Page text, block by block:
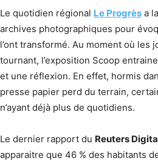
Le quotidien régional Le Progrès a
archives photographiques pour
l’ont transformé. Au moment où les
tournant, l’exposition Scoop
et une réflexion. En effet, hormis
presse papier perd du terrain,
n’ayant déjà plus de quotidiens.
Le dernier rapport du Reuters
apparaitre que 46 % des habitants